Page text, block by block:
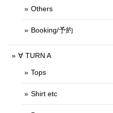
Others
Booking/予約
∀ TURN A
Tops
Shirt etc